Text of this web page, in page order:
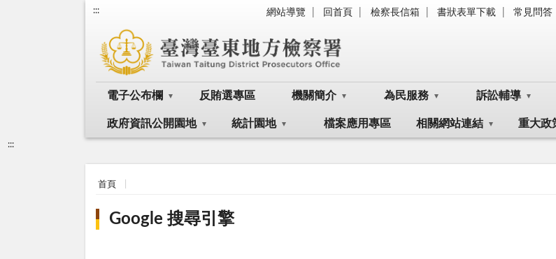
::: 網站導覽 回首頁 檢察長信箱 書狀表單下載 常見問答
電子公布欄 反賄選專區 機關簡介 為民服務 訴訟輔導
政府資訊公開園地 統計園地 檔案應用專區 相關網站連結 重大政
:::
首頁
Google 搜尋引擎